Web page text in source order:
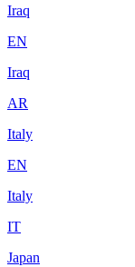
Iraq
EN
Iraq
AR
Italy
EN
Italy
IT
Japan